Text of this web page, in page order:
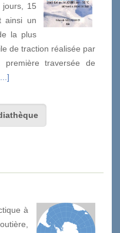
15
ainsi un
la plus
de traction réalisée par
traversée de
à